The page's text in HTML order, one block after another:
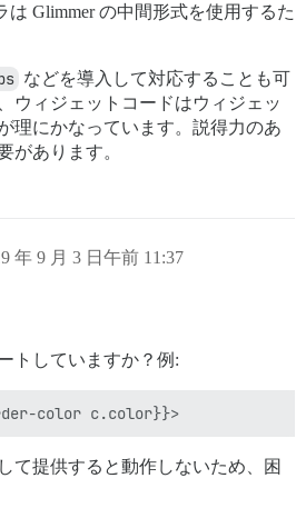
は Glimmer の中間形式を使用するた
などを導入して対応することも可
ウィジェットコードはウィジェッ
理にかなっています。説得力のあ
があります。
年 9 月 3 日午前 11:37
トしていますか？例:
て提供すると動作しないため、困